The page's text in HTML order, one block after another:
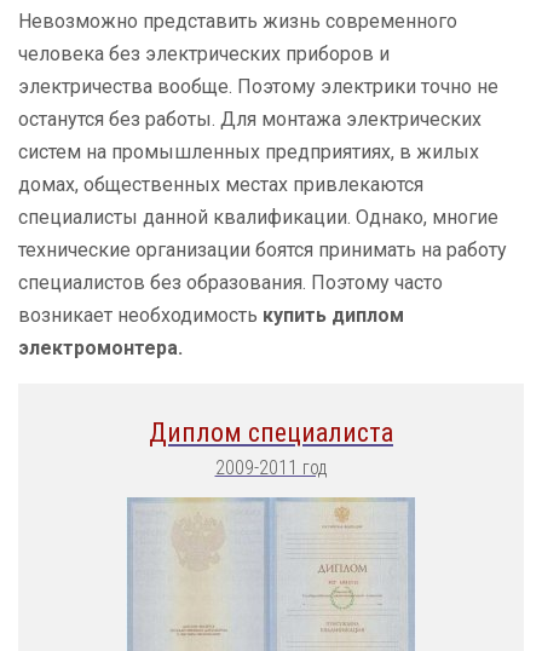
Невозможно представить жизнь современного
человека без электрических приборов и
электричества вообще. Поэтому электрики точно не
останутся без работы. Для монтажа электрических
систем на промышленных предприятиях, в жилых
домах, общественных местах привлекаются
специалисты данной квалификации. Однако, многие
технические организации боятся принимать на работу
специалистов без образования. Поэтому часто
возникает необходимость купить диплом
электромонтера.
Диплом специалиста
2009-2011 год